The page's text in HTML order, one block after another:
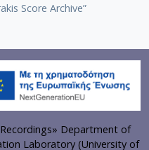
Score Archive”
Department of
Laboratory (University of